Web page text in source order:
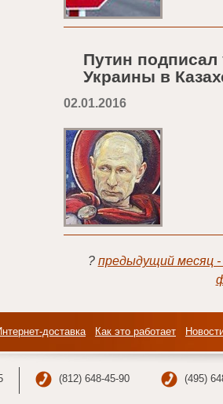
Путин подписал
Украины в
02.01.2016
? предыдущий месяц -
доставка Как это работает
(812) 648-45-90 (495)